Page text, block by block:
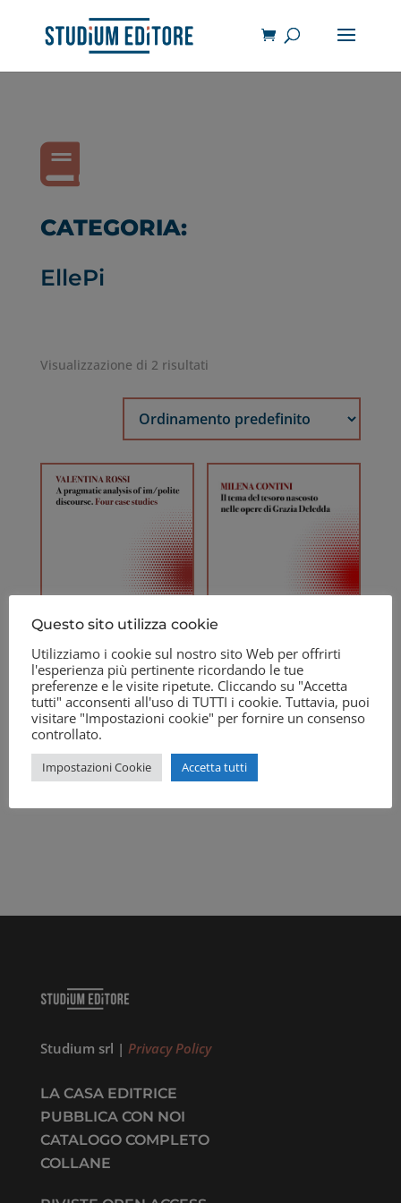

CATEGORIA:
EllePi
Visualizzazione di 2 risultati
A pragmatic analysis
of im/polite
discourse. Four case
studies
19,90€
Il tema del tesoro
nascosto nelle opere
Studium srl | Privacy Policy
LA CASA EDITRICE
PUBBLICA CON NOI
CATALOGO COMPLETO
COLLANE
Questo sito utilizza cookie
Utilizziamo i cookie sul nostro sito Web per offrirti
l'esperienza più pertinente ricordando le tue
preferenze e le visite ripetute. Cliccando su "Accetta
tutti" acconsenti all'uso di TUTTI i cookie. Tuttavia, puoi
visitare "Impostazioni cookie" per fornire un consenso
controllato.
Impostazioni Cookie Accetta tutti